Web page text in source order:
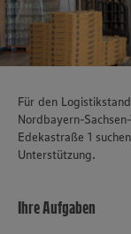
Für den
Nordbayern-
Edekastraße 1
Unterstützung.
Ihre Aufgaben